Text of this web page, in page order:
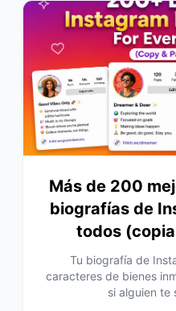
Más de 200
biografías de
todos
Tu biografía de
caracteres de bienes
si alguien te